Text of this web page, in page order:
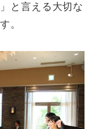
と言える大切な
。